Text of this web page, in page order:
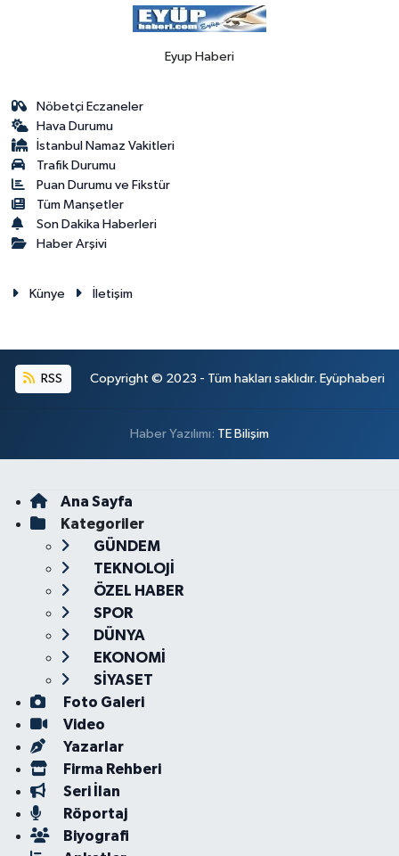
Eyup Haberi
Nöbetçi Eczaneler
Hava Durumu
İstanbul Namaz Vakitleri
Trafik Durumu
Puan Durumu ve Fikstür
Tüm Manşetler
Son Dakika Haberleri
Haber Arşivi
Künye İletişim
RSS Copyright © 2023 - Tüm hakları saklıdır. Eyüphaberi
Haber Yazılımı: TE Bilişim
Ana Sayfa
Kategoriler
GÜNDEM
TEKNOLOJİ
ÖZEL HABER
SPOR
DÜNYA
EKONOMİ
SİYASET
Foto Galeri
Video
Yazarlar
Firma Rehberi
Seri İlan
Röportaj
Biyografi